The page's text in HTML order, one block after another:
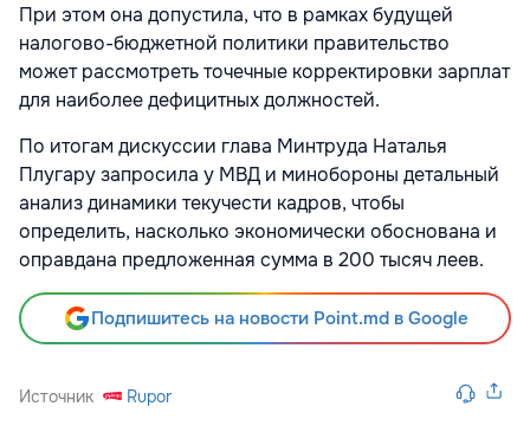
При этом она допустила, что в рамках будущей
налогово-бюджетной политики правительство
может рассмотреть точечные корректировки зарплат
для наиболее дефицитных должностей.
По итогам дискуссии глава Минтруда Наталья
Плугару запросила у МВД и минобороны детальный
анализ динамики текучести кадров, чтобы
определить, насколько экономически обоснована и
оправдана предложенная сумма в 200 тысяч леев.
Подпишитесь на новости Point.md в Google
Источник Rupor